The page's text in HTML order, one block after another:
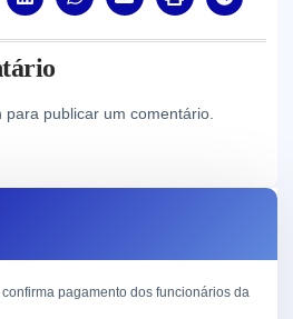
para publicar um comentário.
confirma pagamento dos funcionários da